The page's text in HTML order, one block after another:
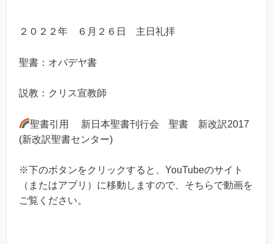
２０２２年 ６月２６日 主日礼拝
聖書：オバデヤ書
説教：クリス宣教師
聖書引用 新日本聖書刊行会 聖書 新改訳2017
(新改訳聖書センター)
※下のボタンをクリックすると、YouTubeのサイト
（またはアプリ）に移動しますので、そちらで動画を
ご覧ください。